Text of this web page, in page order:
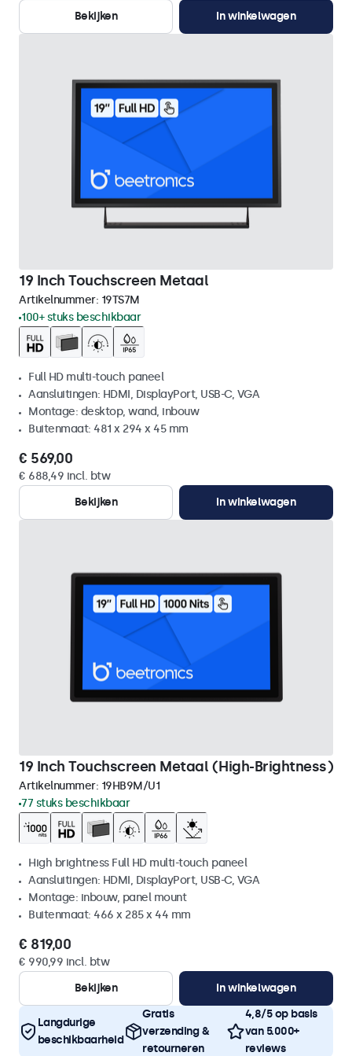
Bekijken
In winkelwagen
19 Inch Touchscreen Metaal
Artikelnummer: 19TS7M
100+ stuks beschikbaar
Full HD multi-touch paneel
Aansluitingen: HDMI, DisplayPort, USB-C, VGA
Montage: desktop, wand, inbouw
Buitenmaat: 481 x 294 x 45 mm
€ 569,00
€ 688,49 incl. btw
Bekijken
In winkelwagen
19 Inch Touchscreen Metaal (High-Brightness)
Artikelnummer: 19HB9M/U1
77 stuks beschikbaar
High brightness Full HD multi-touch paneel
Aansluitingen: HDMI, DisplayPort, USB-C, VGA
Montage: inbouw, panel mount
Buitenmaat: 466 x 285 x 44 mm
€ 819,00
€ 990,99 incl. btw
Bekijken
In winkelwagen
Langdurige
beschikbaarheid
Gratis
verzending &
retourneren
4,8/5 op basis
van 5.000+
reviews